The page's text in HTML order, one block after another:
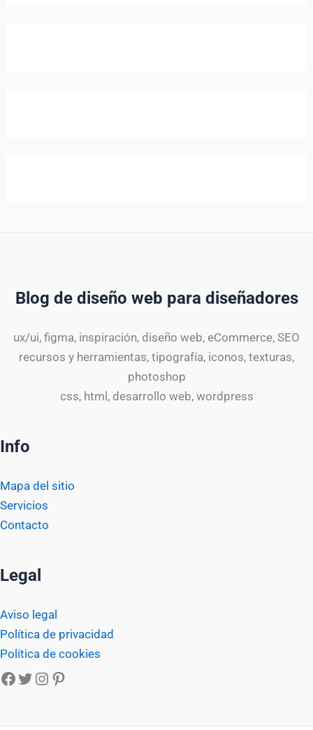
Blog de diseño web para diseñadores
ux/ui, figma, inspiración, diseño web, eCommerce, SEO
recursos y herramientas, tipografía, iconos, texturas,
photoshop
css, html, desarrollo web, wordpress
Info
Mapa del sitio
Servicios
Contacto
Legal
Aviso legal
Política de privacidad
Política de cookies
Facebook
Twitter
Instagram
Pinterest